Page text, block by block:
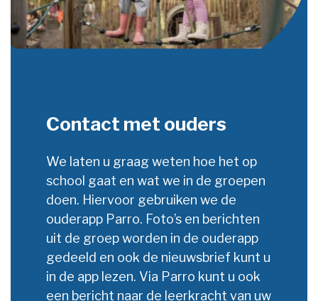
Contact met ouders
We laten u graag weten hoe het op
school gaat en wat we in de groepen
doen. Hiervoor gebruiken we de
ouderapp Parro. Foto’s en berichten
uit de groep worden in de ouderapp
gedeeld en ook de nieuwsbrief kunt u
in de app lezen. Via Parro kunt u ook
een bericht naar de leerkracht van uw